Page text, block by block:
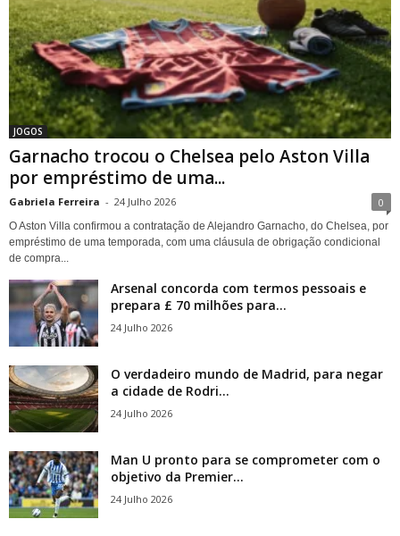
JOGOS
Garnacho trocou o Chelsea pelo Aston Villa
por empréstimo de uma...
Gabriela Ferreira - 24 Julho 2026 0
O Aston Villa confirmou a contratação de Alejandro Garnacho, do Chelsea, por
empréstimo de uma temporada, com uma cláusula de obrigação condicional
de compra...
Arsenal concorda com termos pessoais e
prepara £ 70 milhões para...
24 Julho 2026
O verdadeiro mundo de Madrid, para negar
a cidade de Rodri...
24 Julho 2026
Man U pronto para se comprometer com o
objetivo da Premier...
24 Julho 2026